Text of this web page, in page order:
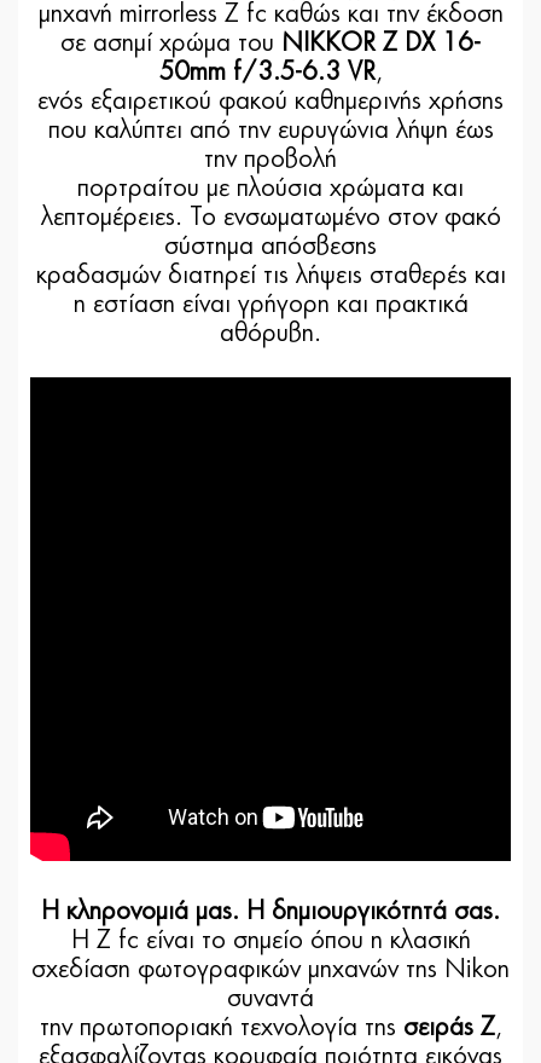
μηχανή mirrorless Z fc καθώς και την έκδοση
σε ασημί χρώμα του NIKKOR Z DX 16-
50mm f/3.5-6.3 VR,
ενός εξαιρετικού φακού καθημερινής χρήσης
που καλύπτει από την ευρυγώνια λήψη έως
την προβολή
πορτραίτου με πλούσια χρώματα και
λεπτομέρειες. Το ενσωματωμένο στον φακό
σύστημα απόσβεσης
κραδασμών διατηρεί τις λήψεις σταθερές και
η εστίαση είναι γρήγορη και πρακτικά
αθόρυβη.
Η κληρονομιά μας. Η δημιουργικότητά σας.
Η Z fc είναι το σημείο όπου η κλασική
σχεδίαση φωτογραφικών μηχανών της Nikon
συναντά
την πρωτοποριακή τεχνολογία της σειράς Z,
εξασφαλίζοντας κορυφαία ποιότητα εικόνας